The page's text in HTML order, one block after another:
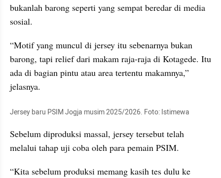
bukanlah barong seperti yang sempat beredar di media
sosial.
“Motif yang muncul di jersey itu sebenarnya bukan
barong, tapi relief dari makam raja-raja di Kotagede. Itu
ada di bagian pintu atau area tertentu makamnya,”
jelasnya.
Jersey baru PSIM Jogja musim 2025/2026. Foto: Istimewa
Sebelum diproduksi massal, jersey tersebut telah
melalui tahap uji coba oleh para pemain PSIM.
“Kita sebelum produksi memang kasih tes dulu ke